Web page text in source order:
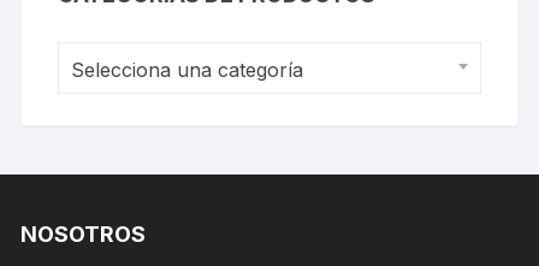
Selecciona una categoría
NOSOTROS